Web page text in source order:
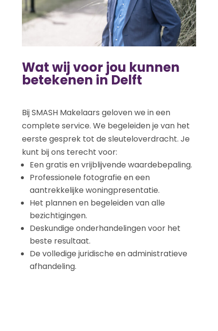
Wat wij voor jou kunnen
betekenen in Delft
Bij SMASH Makelaars geloven we in een
complete service. We begeleiden je van het
eerste gesprek tot de sleuteloverdracht. Je
kunt bij ons terecht voor:
Een gratis en vrijblijvende waardebepaling.
Professionele fotografie en een
aantrekkelijke woningpresentatie.
Het plannen en begeleiden van alle
bezichtigingen.
Deskundige onderhandelingen voor het
beste resultaat.
De volledige juridische en administratieve
afhandeling.